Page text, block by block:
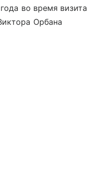
во время визита
Орбана